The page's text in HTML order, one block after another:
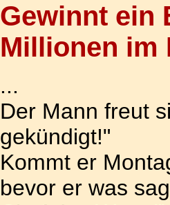
Gewinnt ein
Millionen im
...
Der Mann freut
gekündigt!"
Kommt er
bevor er was